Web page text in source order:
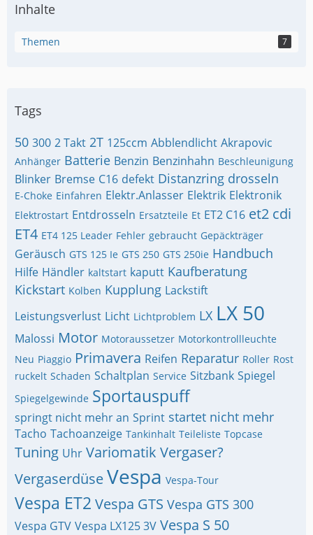
Inhalte
Themen 7
Tags
50 300 2 Takt 2T 125ccm Abblendlicht Akrapovic
Anhänger Batterie Benzin Benzinhahn Beschleunigung
Blinker Bremse C16 defekt Distanzring drosseln
E-Choke Einfahren Elektr.Anlasser Elektrik Elektronik
Elektrostart Entdrosseln Ersatzteile Et ET2 C16 et2 cdi
ET4 ET4 125 Leader Fehler gebraucht Gepäckträger
Geräusch GTS 125 Ie GTS 250 GTS 250ie Handbuch
Hilfe Händler kaltstart kaputt Kaufberatung
Kickstart Kolben Kupplung Lackstift
Leistungsverlust Licht Lichtproblem LX LX 50
Malossi Motor Motoraussetzer Motorkontrollleuchte
Neu Piaggio Primavera Reifen Reparatur Roller Rost
ruckelt Schaden Schaltplan Service Sitzbank Spiegel
Spiegelgewinde Sportauspuff
springt nicht mehr an Sprint startet nicht mehr
Tacho Tachoanzeige Tankinhalt Teileliste Topcase
Tuning Uhr Variomatik Vergaser?
VergaserdüseVespa Vespa-Tour
Vespa ET2 Vespa GTS Vespa GTS 300
Vespa GTV Vespa LX125 3V Vespa S 50